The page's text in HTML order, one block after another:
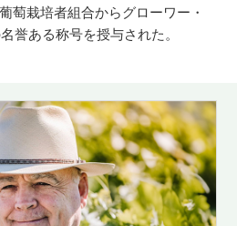
萄栽培者組合からグローワー・
誉ある称号を授与された。